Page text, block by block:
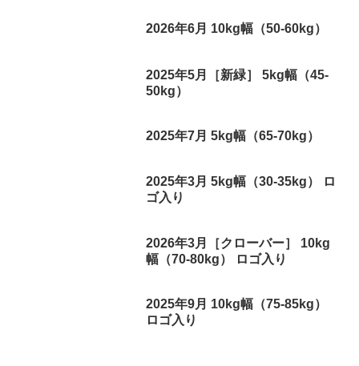
2026年6月 10kg幅（50-60kg）
2025年5月［新緑］ 5kg幅（45-
50kg）
2025年7月 5kg幅（65-70kg）
2025年3月 5kg幅（30-35kg） ロ
ゴ入り
2026年3月［クローバー］ 10kg
幅（70-80kg） ロゴ入り
2025年9月 10kg幅（75-85kg）
ロゴ入り